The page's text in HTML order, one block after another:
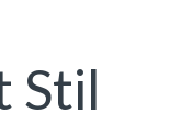
Stil